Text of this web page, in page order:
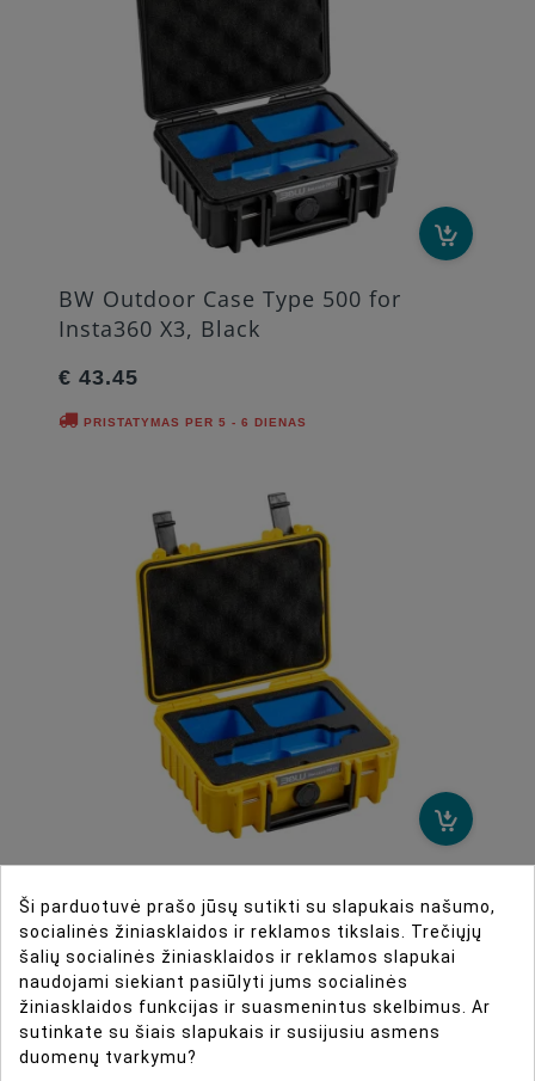
BW Outdoor Case Type 500 for
Insta360 X3, Black
€ 43.45
PRISTATYMAS PER 5 - 6 DIENAS
Insta360 X3 Yellow
€ 43.45
PRISTATYMAS PER 5 - 6 DIENAS
Ši parduotuvė prašo jūsų sutikti su slapukais našumo,
socialinės žiniasklaidos ir reklamos tikslais. Trečiųjų
šalių socialinės žiniasklaidos ir reklamos slapukai
naudojami siekiant pasiūlyti jums socialinės
žiniasklaidos funkcijas ir suasmenintus skelbimus. Ar
sutinkate su šiais slapukais ir susijusiu asmens
duomenų tvarkymu?